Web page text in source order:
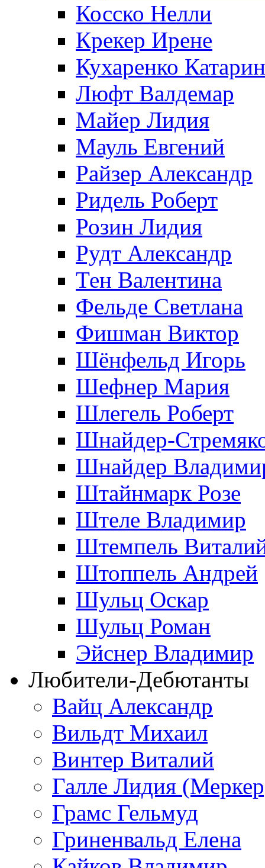
Косско Нелли
Крекер Ирене
Кухаренко
Люфт Валдемaр
Майер Лидия
Мауль Евгений
Райзер Александр
Ридель Роберт
Розин Лидия
Рудт Александр
Тен Валентина
Фельде Светлана
Фишман Виктор
Шёнфельд Игорь
Шефнер Мария
Шлегель Роберт
Шнайдер-
Шнайдер
Штайнмарк Розe
Штеле Владимир
Штемпель
Штоппель Андрей
Шульц Оскар
Шульц Роман
Эйснер Владимир
Любители-Дебютанты
Вайц Александр
Вильдт Михаил
Винтер Виталий
Галле Лидия
Грамс Гельмуд
Гриненвальд Елена